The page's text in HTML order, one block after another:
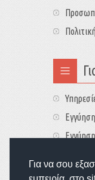
Για να σου